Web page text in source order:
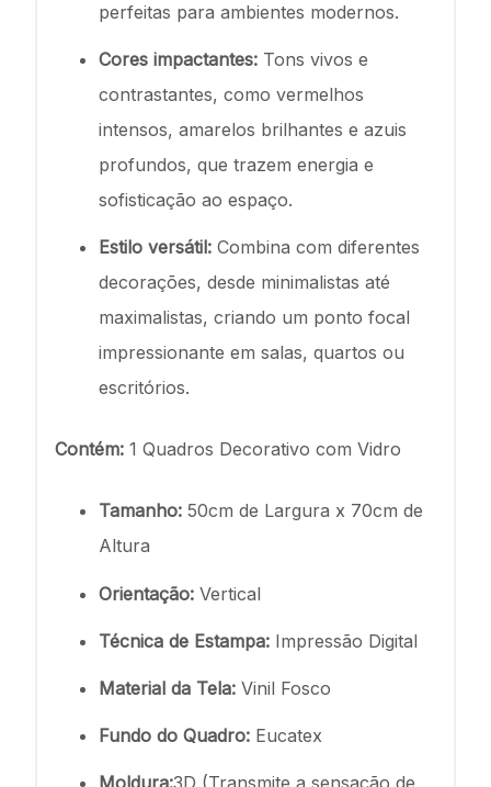
perfeitas para ambientes modernos.
Cores impactantes: Tons vivos e
contrastantes, como vermelhos
intensos, amarelos brilhantes e azuis
profundos, que trazem energia e
sofisticação ao espaço.
Estilo versátil: Combina com diferentes
decorações, desde minimalistas até
maximalistas, criando um ponto focal
impressionante em salas, quartos ou
escritórios.
Contém: 1 Quadros Decorativo com Vidro
Tamanho: 50cm de Largura x 70cm de
Altura
Orientação: Vertical
Técnica de Estampa: Impressão Digital
Material da Tela: Vinil Fosco
Fundo do Quadro: Eucatex